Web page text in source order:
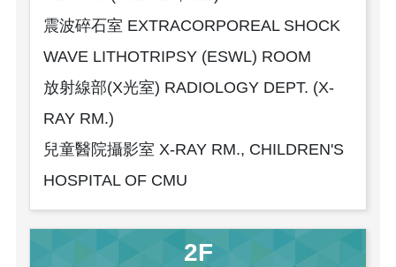
震波碎石室 EXTRACORPOREAL SHOCK
WAVE LITHOTRIPSY (ESWL) ROOM
放射線部(X光室) RADIOLOGY DEPT. (X-
RAY RM.)
兒童醫院攝影室 X-RAY RM., CHILDREN'S
HOSPITAL OF CMU
2F